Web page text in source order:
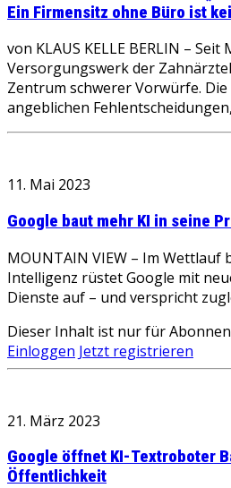
Ein Firmensitz ohne Büro ist
von KLAUS KELLE BERLIN –
Versorgungswerk der
Zentrum schwerer Vorwürfe. Die
angeblichen
11. Mai 2023
Google baut mehr KI in seine
MOUNTAIN VIEW – Im Wettlauf
Intelligenz rüstet Google mit
Dienste auf – und verspricht
Dieser Inhalt ist nur für
Einloggen Jetzt registrieren
21. März 2023
Google öffnet KI-Textroboter
Öffentlichkeit